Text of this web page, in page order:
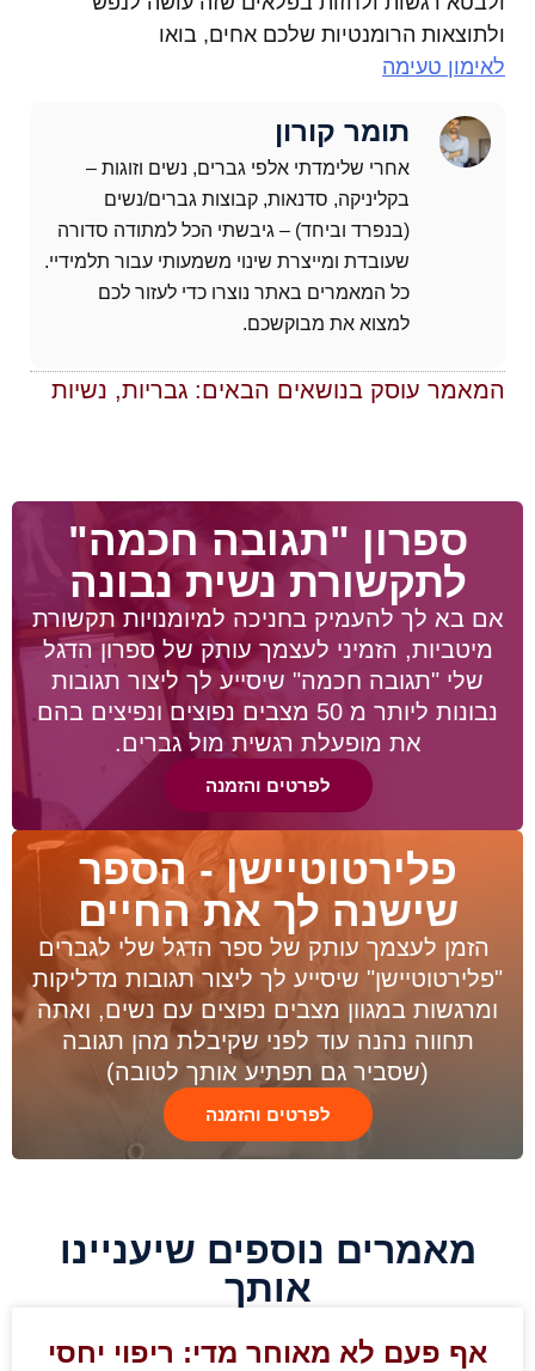
ולתוצאות הרומנטיות שלכם אחים, בואו
לאימון טעימה
תומר קורון
אחרי שלימדתי אלפי גברים, נשים וזוגות –
בקליניקה, סדנאות, קבוצות גברים/נשים
(בנפרד וביחד) – גיבשתי הכל למתודה סדורה
שעובדת ומייצרת שינוי משמעותי עבור תלמידיי.
כל המאמרים באתר נוצרו כדי לעזור לכם
למצוא את מבוקשכם.
המאמר עוסק בנושאים הבאים: גבריות, נשיות
ספרון "תגובה חכמה"
לתקשורת נשית נבונה
אם בא לך להעמיק בחניכה למיומנויות תקשורת
מיטביות, הזמיני לעצמך עותק של ספרון הדגל
שלי "תגובה חכמה" שיסייע לך ליצור תגובות
נבונות ליותר מ 50 מצבים נפוצים ונפיצים בהם
את מופעלת רגשית מול גברים.
לפרטים והזמנה
פלירטוטיישן - הספר
שישנה לך את החיים
הזמן לעצמך עותק של ספר הדגל שלי לגברים
"פלירטוטיישן" שיסייע לך ליצור תגובות מדליקות
ומרגשות במגוון מצבים נפוצים עם נשים, ואתה
תחווה נהנה עוד לפני שקיבלת מהן תגובה
(שסביר גם תפתיע אותך לטובה)
לפרטים והזמנה
מאמרים נוספים שיעניינו
אותך
אף פעם לא מאוחר מדי: ריפוי יחסי